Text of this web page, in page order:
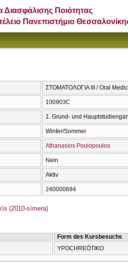
Διασφάλισης Ποιότητας
Πανεπιστήμιο
ΣΤΟΜΑΤΟΛΟΓΙΑ ΙΙΙ / Oral
100903C
1. Grund- und
Winter/Sommer
Athanasios Poulopoulos
Nein
Aktiv
240000694
(2010-sīmera)
Form des Kursbesuchs
YPOCΗREŌTIKO